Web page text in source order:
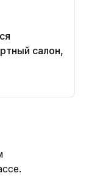
салон,